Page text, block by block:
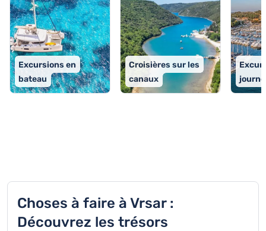
Excursions en
bateau
Croisières sur les
canaux
Choses à faire à Vrsar :
Découvrez les trésors